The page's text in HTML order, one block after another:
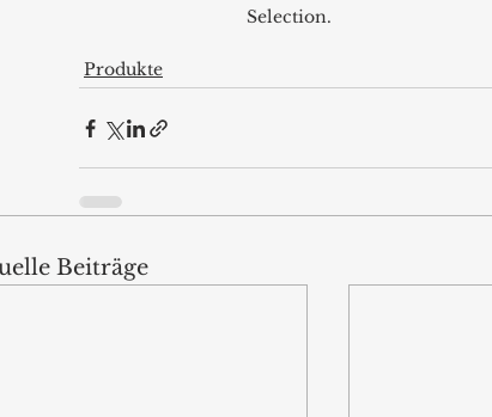
Selection.
Produkte
Beiträge